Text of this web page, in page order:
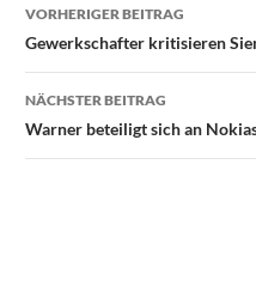
VORHERIGER BEITRAG
Gewerkschafter kritisieren
NÄCHSTER BEITRAG
Warner beteiligt sich an